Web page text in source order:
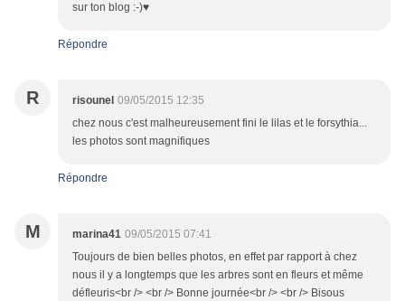
sur ton blog :-)♥
Répondre
R risounel 09/05/2015 12:35
chez nous c'est malheureusement fini le lilas et le forsythia...
les photos sont magnifiques
Répondre
M marina41 09/05/2015 07:41
Toujours de bien belles photos, en effet par rapport à chez
nous il y a longtemps que les arbres sont en fleurs et même
défleuris<br /> <br /> Bonne journée<br /> <br /> Bisous